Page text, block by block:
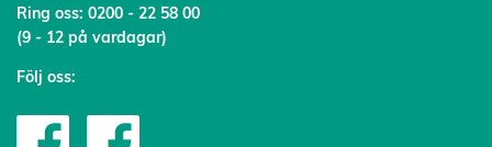
Ring oss: 0200 - 22 58 00
(9 - 12 på vardagar)
Följ oss: